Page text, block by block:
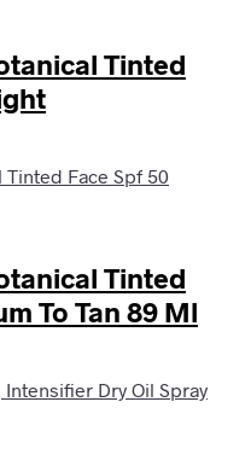
Tinted
Tinted
To Tan 89 Ml